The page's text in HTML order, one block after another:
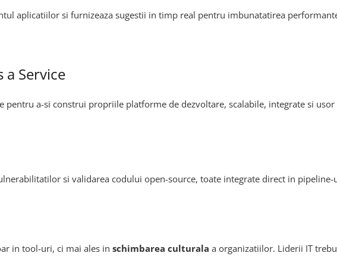
aplicatiilor si furnizeaza sugestii in timp real pentru imbunatatirea
a Service
pentru a-si construi propriile platforme de dezvoltare, scalabile, integrate si
si validarea codului open-source, toate integrate direct in pipeline-
in tool-uri, ci mai ales in schimbarea culturala a organizatiilor. Liderii IT